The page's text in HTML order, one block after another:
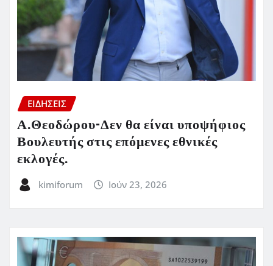
ΕΙΔΗΣΕΙΣ
Α.Θεοδώρου-Δεν θα είναι υποψήφιος
Βουλευτής στις επόμενες εθνικές
εκλογές.
kimiforum Ιούν 23, 2026